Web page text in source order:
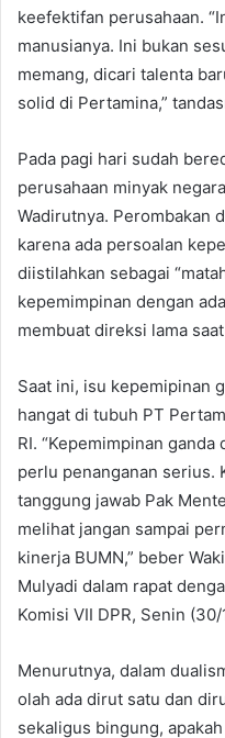
keefektifan perusahaan.
manusianya. Ini bukan
memang, dicari talenta
solid di Pertamina,”
Pada pagi hari sudah
perusahaan minyak
Wadirutnya. Perombakan
karena ada persoalan
diistilahkan sebagai
kepemimpinan dengan
membuat direksi lama
Saat ini, isu kepemipinan
hangat di tubuh PT
RI. “Kepemimpinan
perlu penanganan serius.
tanggung jawab Pak
melihat jangan sampai
kinerja BUMN,” beber
Mulyadi dalam rapat
Komisi VII DPR, Senin (30/
Menurutnya, dalam
olah ada dirut satu dan
sekaligus bingung,